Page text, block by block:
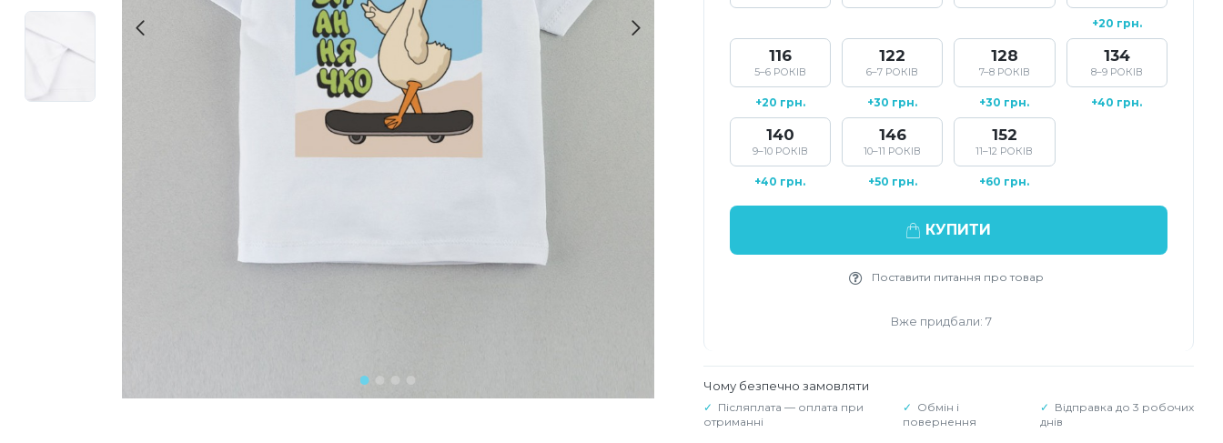
+20 грн.
116
5–6 РОКІВ
+20 грн.
122
6–7 РОКІВ
+30 грн.
128
7–8 РОКІВ
+30 грн.
134
8–9 РОКІВ
+40 грн.
140
9–10 РОКІВ
+40 грн.
146
10–11 РОКІВ
+50 грн.
152
11–12 РОКІВ
+60 грн.
КУПИТИ
Поставити питання про товар
Вже придбали: 7
Чому безпечно замовляти
Післяплата — оплата при
отриманні
Обмін і
повернення
Відправка до 3 робочих
днів